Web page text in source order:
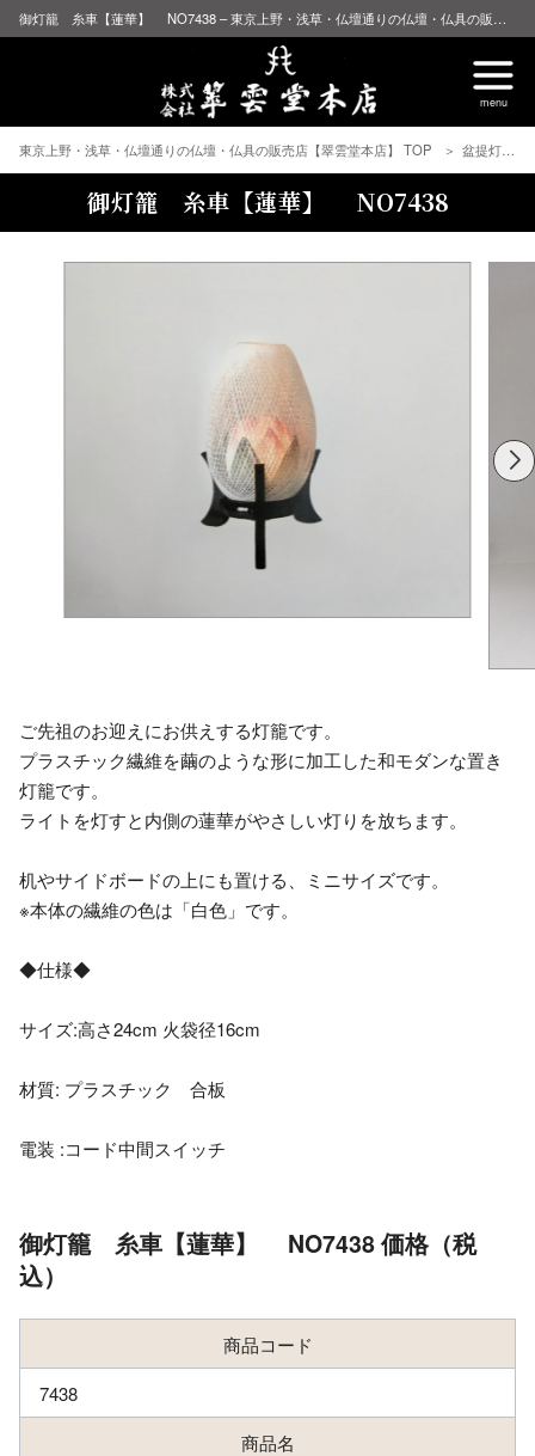
御灯籠 糸車【蓮華】 NO7438 – 東京上野・浅草・仏壇通りの仏壇・仏具の販売店【翠雲堂本店】
東京上野・浅草・仏壇通りの仏壇・仏具の販売店【翠雲堂本店】 TOP 盆提灯
御灯籠 糸車【蓮華】 NO7438
ご先祖のお迎えにお供えする灯籠です。
プラスチック繊維を繭のような形に加工した和モダンな置き
灯籠です。
ライトを灯すと内側の蓮華がやさしい灯りを放ちます。
机やサイドボードの上にも置ける、ミニサイズです。
※本体の繊維の色は「白色」です。
◆仕様◆
サイズ:高さ24cm 火袋径16cm
材質: プラスチック 合板
電装 :コード中間スイッチ
御灯籠 糸車【蓮華】 NO7438 価格（税
込）
商品コード
7438
商品名